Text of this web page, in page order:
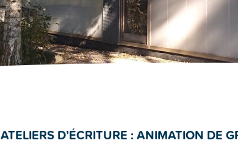
ATELIERS D’ÉCRITURE : ANIMATION DE